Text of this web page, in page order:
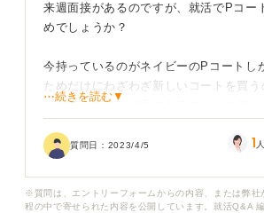
来週面接があるのですが、就活でPコー
めでしょうか？
今持っているのがネイビーのPコートし
ためだけにわざわざ新しいコートを買う
いので、できれば家にあるコートを使い
でしょうか？ コートで印象が下がるの
⋯続きを読む▼
質問日： 2023/4/5 1
※質問は、エントリーフォームからの内容、または弊社
程の中で寄せられた内容を公開しています。就活Q&A